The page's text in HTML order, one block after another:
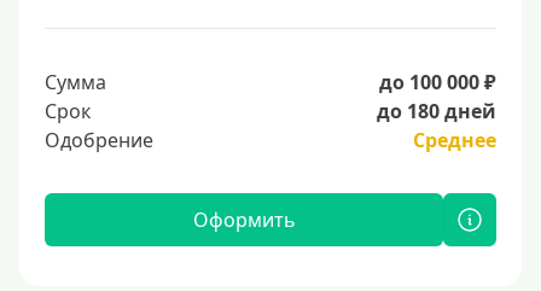
Сумма
до 100 000 ₽
Срок
до 180 дней
Одобрение
Среднее
Оформить